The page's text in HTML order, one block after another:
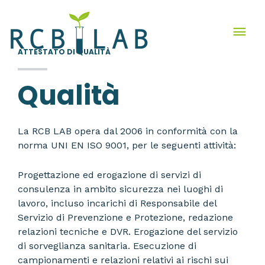
content
ATTESTATO DI QUALITÀ
Qualità
La RCB LAB opera dal 2006 in conformità con la
norma UNI EN ISO 9001, per le seguenti attività:
Progettazione ed erogazione di servizi di
consulenza in ambito sicurezza nei luoghi di
lavoro, incluso incarichi di Responsabile del
Servizio di Prevenzione e Protezione, redazione
relazioni tecniche e DVR. Erogazione del servizio
di sorveglianza sanitaria. Esecuzione di
campionamenti e relazioni relativi ai rischi sui